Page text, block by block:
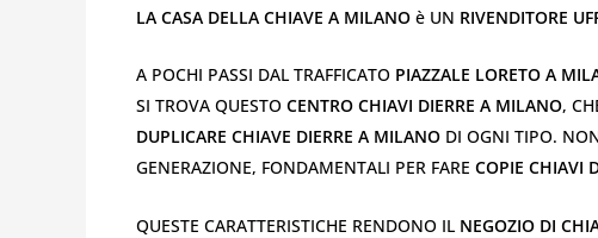
LA CASA DELLA CHIAVE A MILANO è UN RIVENDITORE
A POCHI PASSI DAL TRAFFICATO PIAZZALE LORETO A
SI TROVA QUESTO CENTRO CHIAVI DIERRE A MILANO,
DUPLICARE CHIAVE DIERRE A MILANO DI OGNI TIPO.
GENERAZIONE, FONDAMENTALI PER FARE COPIE CHIAVI
QUESTE CARATTERISTICHE RENDONO IL NEGOZIO DI